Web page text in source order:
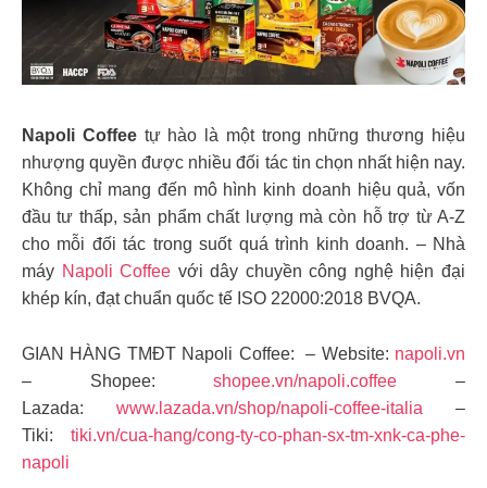
Napoli Coffeetự hào là một trong những thương hiệu
nhượng quyền được nhiều đối tác tin chọn nhất hiện nay.
Không chỉ mang đến mô hình kinh doanh hiệu quả, vốn
đầu tư thấp, sản phẩm chất lượng mà còn hỗ trợ từ A-Z
cho mỗi đối tác trong suốt quá trình kinh doanh. – Nhà
máy Napoli Coffee với dây chuyền công nghệ hiện đại
khép kín, đạt chuẩn quốc tế ISO 22000:2018 BVQA.
GIAN HÀNG TMĐT Napoli Coffee: – Website: napoli.vn
– Shopee:shopee.vn/napoli.coffee –
Lazada: www.lazada.vn/shop/napoli-coffee-italia –
Tiki: tiki.vn/cua-hang/cong-ty-co-phan-sx-tm-xnk-ca-phe-
napoli